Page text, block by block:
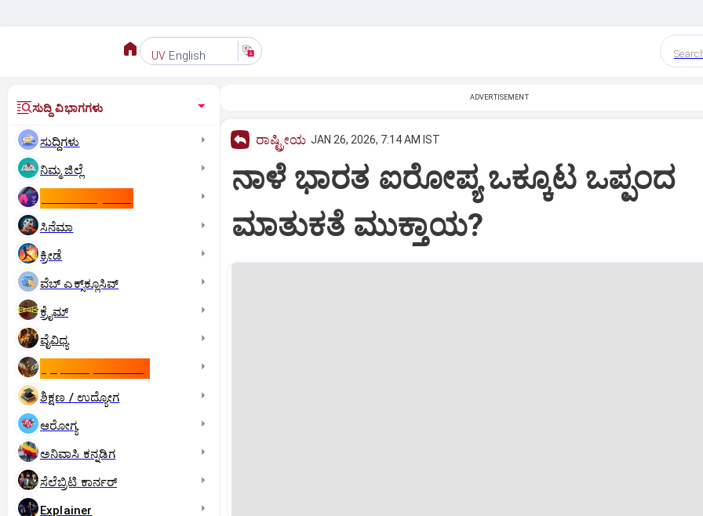
UV English
ಸುದ್ದಿ ವಿಭಾಗಗಳು
ಸುದ್ದಿಗಳು
ನಿಮ್ಮ ಜಿಲ್ಲೆ
ಸಿನೆಮಾ
ಕ್ರೀಡೆ
ವೆಬ್ ಎಕ್ಸ್‌ಕ್ಲೂಸಿವ್
ಕ್ರೈಮ್
ವೈವಿಧ್ಯ
ಶಿಕ್ಷಣ / ಉದ್ಯೋಗ
ಆರೋಗ್ಯ
ಅನಿವಾಸಿ ಕನ್ನಡಿಗ
ಸೆಲೆಬ್ರಿಟಿ ಕಾರ್ನರ್‌
Explainer
ADVERTISEMENT
ರಾಷ್ಟ್ರೀಯ JAN 26, 2026, 7:14 AM IST
ನಾಳೆ ಭಾರತ ಐರೋಪ್ಯ ಒಕ್ಕೂಟ ಒಪ್ಪಂದ
ಮಾತುಕತೆ ಮುಕ್ತಾಯ?